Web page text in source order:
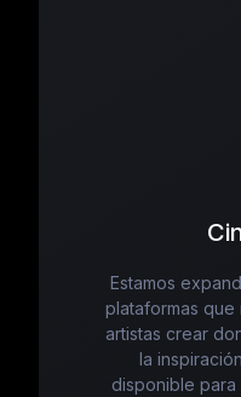
Estamos
plataformas que
artistas crear
la
disponible para